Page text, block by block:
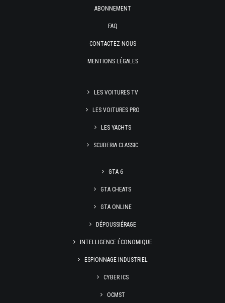
ABONNEMENT
FAQ
CONTACTEZ-NOUS
MENTIONS LÉGALES
LES VOITURES TV
LES VOITURES PRO
LES YACHTS
SCUDERIA CLASSIC
GTA 6
GTA CHEATS
GTA ONLINE
DÉPOUSSIÉRAGE
INTELLIGENCE ÉCONOMIQUE
ESPIONNAGE INDUSTRIEL
CYBER ICS
OCMST